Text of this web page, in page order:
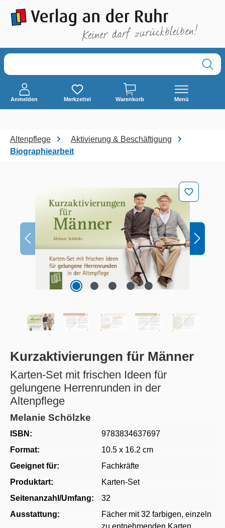
springen
Anmelden Merkzettel Warenkorb Menü
Altenpflege
Aktivierung & Beschäftigung
Biographiearbeit
Bildergalerie überspringen
Kurzaktivierungen für Männer
Karten-Set mit frischen Ideen für
gelungene Herrenrunden in der
Altenpflege
Melanie Schölzke
ISBN:
9783834637697
Format:
10.5 x 16.2 cm
Geeignet für:
Fachkräfte
Produktart:
Karten-Set
Seitenanzahl/Umfang:
32
Ausstattung:
Fächer mit 32 farbigen, einzeln